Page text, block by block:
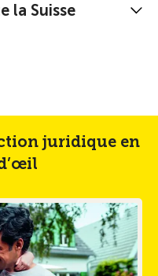
la Suisse
juridique en